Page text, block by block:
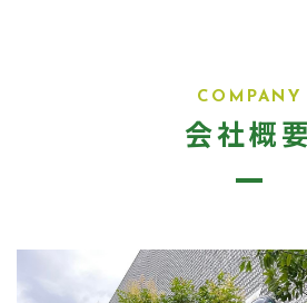
COMPANY
会社概要